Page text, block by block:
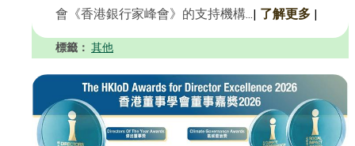
會《香港銀行家峰會》的支持機構...| 了解更多 |
標籤： 其他